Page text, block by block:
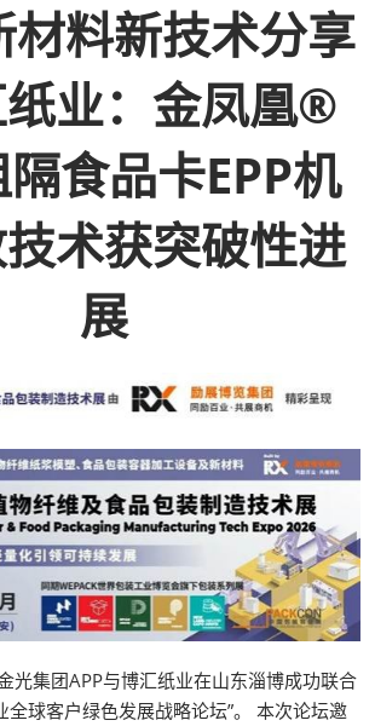
材料新技术分享
业：金凤凰®
食品卡EPP机
术获突破性进
展
光集团APP与博汇纸业在山东淄博成功联合
全球客户绿色发展战略论坛”。 本次论坛邀